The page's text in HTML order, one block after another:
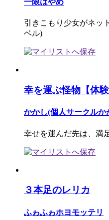
一限はやめ
引きこもり少女がネッ
ベル)
幸を運ぶ怪物【体験
かかし(個人サークルか
幸せを運んだ先は、
３本足のレリカ
ふゎふゎホヨモッテリ